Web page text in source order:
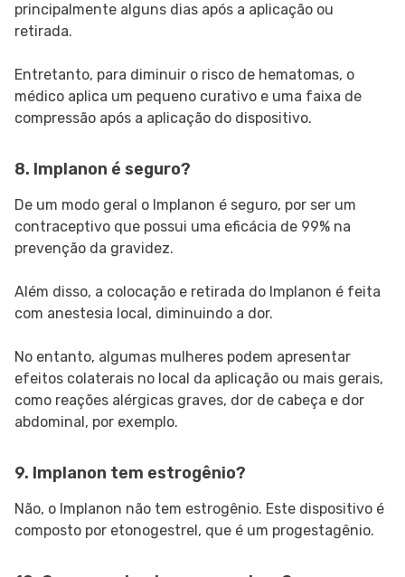
principalmente alguns dias após a aplicação ou
retirada.
Entretanto, para diminuir o risco de hematomas, o
médico aplica um pequeno curativo e uma faixa de
compressão após a aplicação do dispositivo.
8. Implanon é seguro?
De um modo geral o Implanon é seguro, por ser um
contraceptivo que possui uma eficácia de 99% na
prevenção da gravidez.
Além disso, a colocação e retirada do Implanon é feita
com anestesia local, diminuindo a dor.
No entanto, algumas mulheres podem apresentar
efeitos colaterais no local da aplicação ou mais gerais,
como reações alérgicas graves, dor de cabeça e dor
abdominal, por exemplo.
9. Implanon tem estrogênio?
Não, o Implanon não tem estrogênio. Este dispositivo é
composto por etonogestrel, que é um progestagênio.